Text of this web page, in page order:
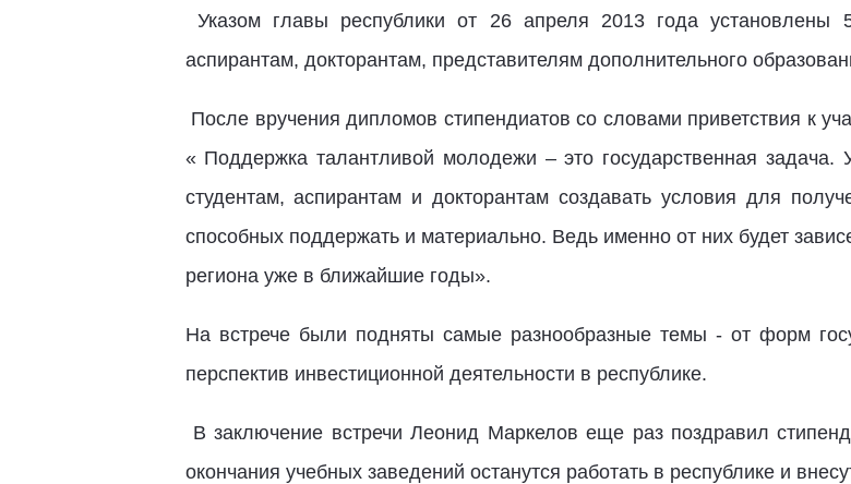
Указом главы республики от 26 апреля 2013 года установлены
аспирантам, докторантам, представителям дополнительного
После вручения дипломов стипендиатов со словами приветствия к
« Поддержка талантливой молодежи – это государственная
студентам, аспирантам и докторантам создавать условия для
способных поддержать и материально. Ведь именно от них будет
региона уже в ближайшие годы».
На встрече были подняты самые разнообразные темы - от форм
перспектив инвестиционной деятельности в республике.
В заключение встречи Леонид Маркелов еще раз поздравил
окончания учебных заведений останутся работать в республике и